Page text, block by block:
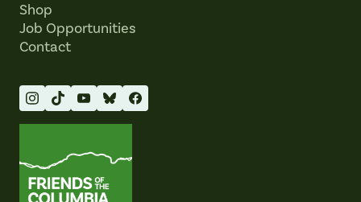
Shop
Job Opportunities
Contact